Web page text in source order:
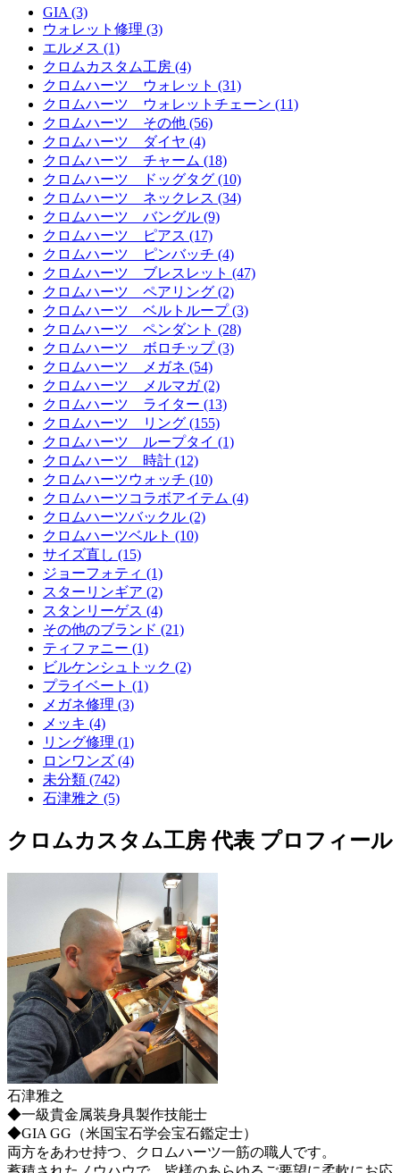
GIA (3)
ウォレット修理 (3)
エルメス (1)
クロムカスタム工房 (4)
クロムハーツ ウォレット (31)
クロムハーツ ウォレットチェーン (11)
クロムハーツ その他 (56)
クロムハーツ ダイヤ (4)
クロムハーツ チャーム (18)
クロムハーツ ドッグタグ (10)
クロムハーツ ネックレス (34)
クロムハーツ バングル (9)
クロムハーツ ピアス (17)
クロムハーツ ピンバッチ (4)
クロムハーツ ブレスレット (47)
クロムハーツ ペアリング (2)
クロムハーツ ベルトループ (3)
クロムハーツ ペンダント (28)
クロムハーツ ボロチップ (3)
クロムハーツ メガネ (54)
クロムハーツ メルマガ (2)
クロムハーツ ライター (13)
クロムハーツ リング (155)
クロムハーツ ループタイ (1)
クロムハーツ 時計 (12)
クロムハーツウォッチ (10)
クロムハーツコラボアイテム (4)
クロムハーツバックル (2)
クロムハーツベルト (10)
サイズ直し (15)
ジョーフォティ (1)
スターリンギア (2)
スタンリーゲス (4)
その他のブランド (21)
ティファニー (1)
ビルケンシュトック (2)
プライベート (1)
メガネ修理 (3)
メッキ (4)
リング修理 (1)
ロンワンズ (4)
未分類 (742)
石津雅之 (5)
クロムカスタム工房 代表 プロフィール
石津雅之
◆一級貴金属装身具製作技能士
◆GIA GG（米国宝石学会宝石鑑定士）
両方をあわせ持つ、クロムハーツ一筋の職人です。